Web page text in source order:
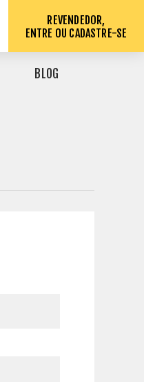
REVENDEDOR,
ENTRE OU CADASTRE-SE
BLOG